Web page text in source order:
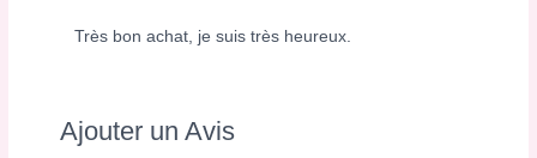
Très bon achat, je suis très heureux.
Ajouter un Avis